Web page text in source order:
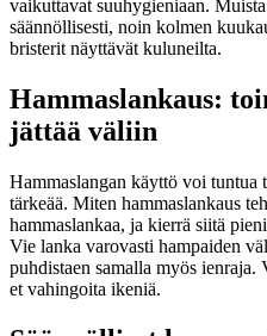
vaikuttavat suuhygieniaan.
säännöllisesti, noin kolmen
bristerit näyttävät kuluneilta.
Hammaslankaus:
jättää väliin
Hammaslangan käyttö voi tuntua
tärkeää. Miten hammaslankaus
hammaslankaa, ja kierrä siitä
Vie lanka varovasti hampaiden
puhdistaen samalla myös
et vahingoita ikeniä.